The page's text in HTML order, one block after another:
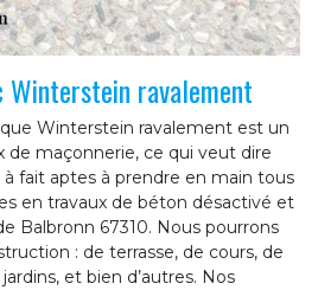
Winterstein ravalement
Winterstein ravalement est un
de maçonnerie, ce qui veut dire
fait aptes à prendre en main tous
en travaux de béton désactivé et
Balbronn 67310. Nous pourrons
: de terrasse, de cours, de
et bien d’autres. Nos